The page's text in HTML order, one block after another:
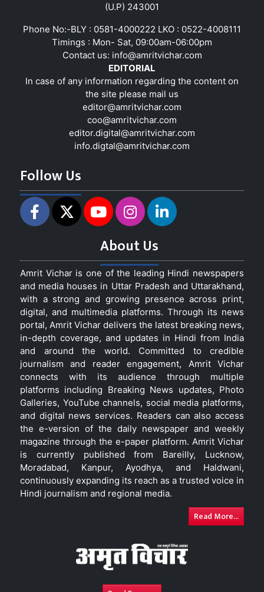
(U.P) 243001
Phone No:-BLY : 0581-4000222 LKO : 0522-4008111
Timings : Mon- Sat, 09:00am-06:00pm
Contact us: info@amritvichar.com
EDITORIAL
In case of any information regarding the content on
the site please mail us
editor@amritvichar.com
coo@amritvichar.com
editor.digital@amritvichar.com
info.digtal@amritvichar.com
Follow Us
About Us
Amrit Vichar is one of the leading Hindi newspapers
and media houses in Uttar Pradesh and Uttarakhand,
with a strong and growing presence across print,
digital, and multimedia platforms. Through its news
portal, Amrit Vichar delivers the latest breaking news,
in-depth coverage, and updates in Hindi from India
and around the world. Committed to credible
journalism and reader engagement, Amrit Vichar
connects with its audience through multiple
platforms including Breaking News updates, Photo
Galleries, YouTube channels, social media platforms,
and digital news services. Readers can also access
the e-version of the daily newspaper and weekly
magazine through the e-paper platform. Amrit Vichar
is currently published from Bareilly, Lucknow,
Moradabad, Kanpur, Ayodhya, and Haldwani,
continuously expanding its reach as a trusted voice in
Hindi journalism and regional media.
Read More...